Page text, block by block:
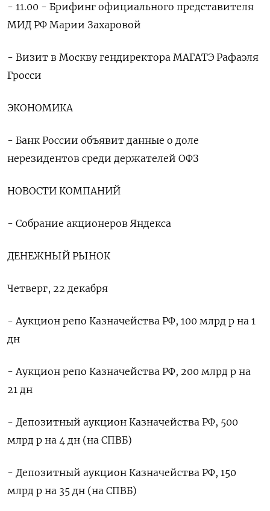
- 11.00 - Брифинг официального представителя
МИД РФ Марии Захаровой
- Визит в Москву гендиректора МАГАТЭ Рафаэля
Гросси
ЭКОНОМИКА
- Банк России объявит данные о доле
нерезидентов среди держателей ОФЗ
НОВОСТИ КОМПАНИЙ
- Собрание акционеров Яндекса
ДЕНЕЖНЫЙ РЫНОК
Четверг, 22 декабря
- Аукцион репо Казначейства РФ, 100 млрд р на 1
дн
- Аукцион репо Казначейства РФ, 200 млрд р на
21 дн
- Депозитный аукцион Казначейства РФ, 500
млрд р на 4 дн (на СПВБ)
- Депозитный аукцион Казначейства РФ, 150
млрд р на 35 дн (на СПВБ)